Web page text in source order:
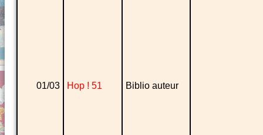
01/03 Hop ! 51 Biblio auteur